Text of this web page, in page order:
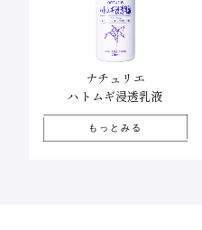
ナチュリエ
ハトムギ浸透乳液
もっとみる